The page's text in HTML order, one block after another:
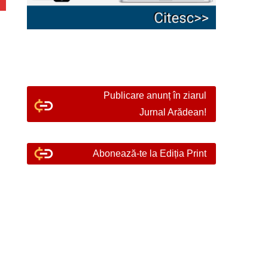
Publicare anunț în ziarul
Jurnal Arădean!
Abonează-te la Ediția Print